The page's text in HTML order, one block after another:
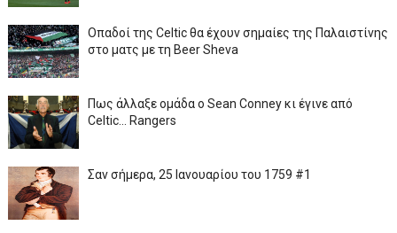
Οπαδοί της Celtic θα έχουν σημαίες της Παλαιστίνης
στο ματς με τη Beer Sheva
Πως άλλαξε ομάδα ο Sean Conney κι έγινε από
Celtic... Rangers
Σαν σήμερα, 25 Ιανουαρίου του 1759 #1